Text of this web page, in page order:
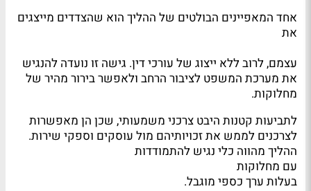
אחד המאפיינים הבולטים של ההליך הוא שהצדדים מייצגים
את
עצמם, לרוב ללא ייצוג של עורכי דין. גישה זו נועדה להנגיש
את מערכת המשפט לציבור הרחב ולאפשר בירור מהיר של
מחלוקות.
לתביעות קטנות היבט צרכני משמעותי, שכן הן מאפשרות
לצרכנים לממש את זכויותיהם מול עוסקים וספקי שירות.
ההליך מהווה כלי נגיש להתמודדות
עם מחלוקות
בעלות ערך כספי מוגבל.